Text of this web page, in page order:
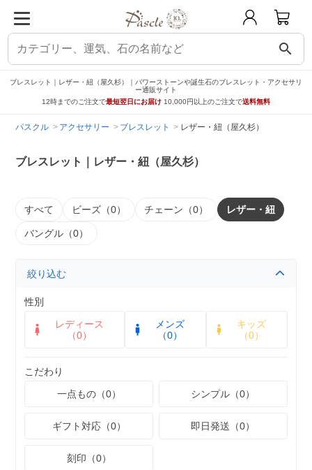
search
ブレスレット｜レザー・紐（屋久杉）｜パワーストーンや誕生石のブレスレット・アクセサリ
ー通販サイト
12時までのご注文で最短翌日にお届け 10,000円以上のご注文で送料無料
パスクル アクセサリー ブレスレット レザー・紐（屋久杉）
ブレスレット｜レザー・紐（屋久杉）
すべて ビーズ（0） チェーン（0） レザー・紐
バングル（0）
絞り込む
性別
レディース
（0）
メンズ
（0）
キッズ
（0）
こだわり
一点もの（0）
シンプル（0）
ギフト対応（0） 即日発送（0）
刻印（0）